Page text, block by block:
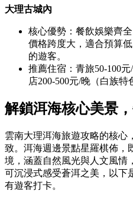
大理古城內
核心優勢：餐飲娛樂齊
價格跨度大，適合預算
的遊客。
推薦住宿：青旅50-100
店200-500元/晚（白族特
解鎖洱海核心美景
雲南大理洱海旅遊攻略的核心
致。洱海週邊景點星羅棋佈，
境，涵蓋自然風光與人文風情
可沉浸式感受蒼洱之美，以下
有遊客打卡。